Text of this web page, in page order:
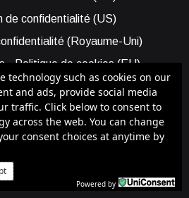
de confidentialité (US)
(Royaume-Uni)
Politique de cookies (EU)
Cookie Policy (US)
?
Participer à Blois Capitale
d’une assistance
X
technology such as cookies on our
and ads, provide social media
traffic. Click below to consent to
across the web. You can change
consent choices at anytime by
Powered by